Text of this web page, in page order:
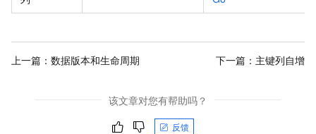
上一篇： 数据版本和生命周期 下一篇： 主键列自增
该文章对您有帮助吗？
反馈